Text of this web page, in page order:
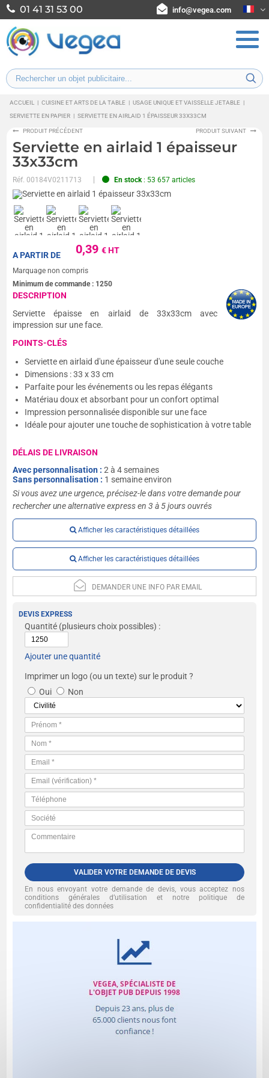
01 41 31 53 00 info@vegea.com
ACCUEIL | CUISINE ET ARTS DE LA TABLE | USAGE UNIQUE ET VAISSELLE JETABLE |
SERVIETTE EN PAPIER | SERVIETTE EN AIRLAID 1 ÉPAISSEUR 33X33CM
PRODUIT PRÉCÉDENT PRODUIT SUIVANT
Serviette en airlaid 1 épaisseur
33x33cm
Réf.00184V0211713 En stock: 53 657 articles
0,39€ HT
A PARTIR DE
Marquage non compris
Minimum de commande : 1250
DESCRIPTION
Serviette épaisse en airlaid de 33x33cm avec
impression sur une face.
POINTS-CLÉS
Serviette en airlaid d'une épaisseur d'une seule couche
Dimensions : 33 x 33 cm
Parfaite pour les événements ou les repas élégants
Matériau doux et absorbant pour un confort optimal
Impression personnalisée disponible sur une face
Idéale pour ajouter une touche de sophistication à votre table
DÉLAIS DE LIVRAISON
Avec personnalisation :2 à 4 semaines
Sans personnalisation : 1 semaine environ
Si vous avez une urgence, précisez-le dans votre demande pour
rechercher une alternative express en 3 à 5 jours ouvrés
Afficher les caractéristiques détaillées
Afficher les caractéristiques détaillées
DEMANDER UNE INFO PAR EMAIL
DEVIS EXPRESS
Quantité (plusieurs choix possibles) :
Ajouter une quantité
Imprimer un logo (ou un texte) sur le produit ?
Oui
Non
VALIDER VOTRE DEMANDE DE DEVIS
En nous envoyant votre demande de devis, vous acceptez nos
conditions générales d’utilisation et notre politique de
confidentialité des données